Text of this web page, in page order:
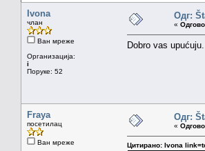
Ivona
члан
Ван мреже
Организација:
i
Поруке: 52
Одг:
«
Dobro vas
Fraya
посетилац
Ван мреже
Одг:
«
Цитирано: Ivona